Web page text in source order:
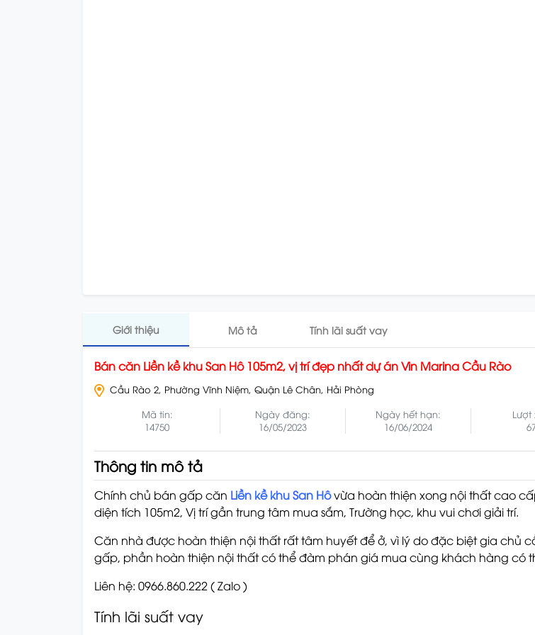
Giới thiệu Mô tả Tính lãi suất vay
Bán căn Liền kề khu San Hô 105m2, vị trí đẹp nhất dự án Vin Marina Cầu Rào
Cầu Rào 2, Phường Vĩnh Niệm, Quận Lê Chân, Hải Phòng
Mã tin:
14750
Ngày đăng:
16/05/2023
Ngày hết hạn:
16/06/2024
Lượt
Thông tin mô tả
Chính chủ bán gấp căn Liền kề khu San Hôvừa hoàn thiện xong nội thất cao
diện tích 105m2, Vị trí gần trung tâm mua sắm, Trường học, khu vui chơi giải trí.
Căn nhà được hoàn thiện nội thất rất tâm huyết để ở, vì lý do đặc biệt gia chủ
gấp, phần hoàn thiện nội thất có thể đàm phán giá mua cùng khách hàng có
Liên hệ: 0966.860.222 ( Zalo )
Tính lãi suất vay